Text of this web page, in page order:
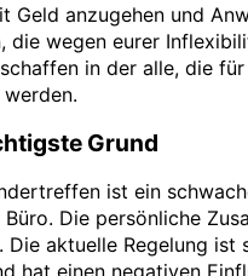
Geld anzugehen und
die wegen eurer
in der alle, die
Grund
ist ein
Die persönliche
Die aktuelle Regelung ist
hat einen negativen